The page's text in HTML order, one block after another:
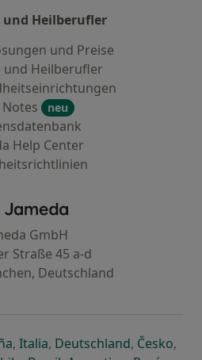
und Heilberufler
und Preise
und Heilberufler
neu
Help Center
Jameda - Startseite
GmbH
Straße 45 a-d
Deutschland
Registerkarte
einer neuen Registerkarte
öffnet in einer neuen
, Italiaöffnet in einer neuen
, Deutschlandöffnet in
, Česko,